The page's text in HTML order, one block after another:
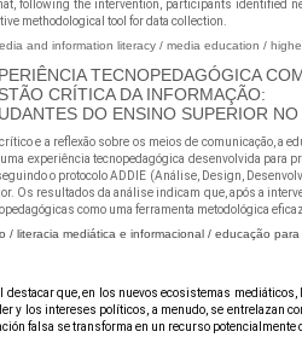
following the intervention, participants identified
methodological tool for data collection.
and information literacy / media education /
TECNOPEDAGÓGICA
CRÍTICA DA INFORMAÇÃO:
DO ENSINO SUPERIOR NO
e a reflexão sobre os meios de comunicação,
experiência tecnopedagógica desenvolvida
o protocolo ADDIE (Análise, Design,
Os resultados da análise indicam que, após a
como uma ferramenta metodológica eficaz
/ literacia mediática e informacional / educação
que, en los nuevos ecosistemas
y los intereses políticos, a menudo, se entrelazan
falsa se transforma en un recurso